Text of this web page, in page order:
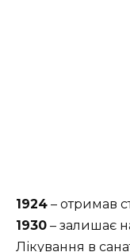
1924 – отримав
1930 – залишає
Лікування в